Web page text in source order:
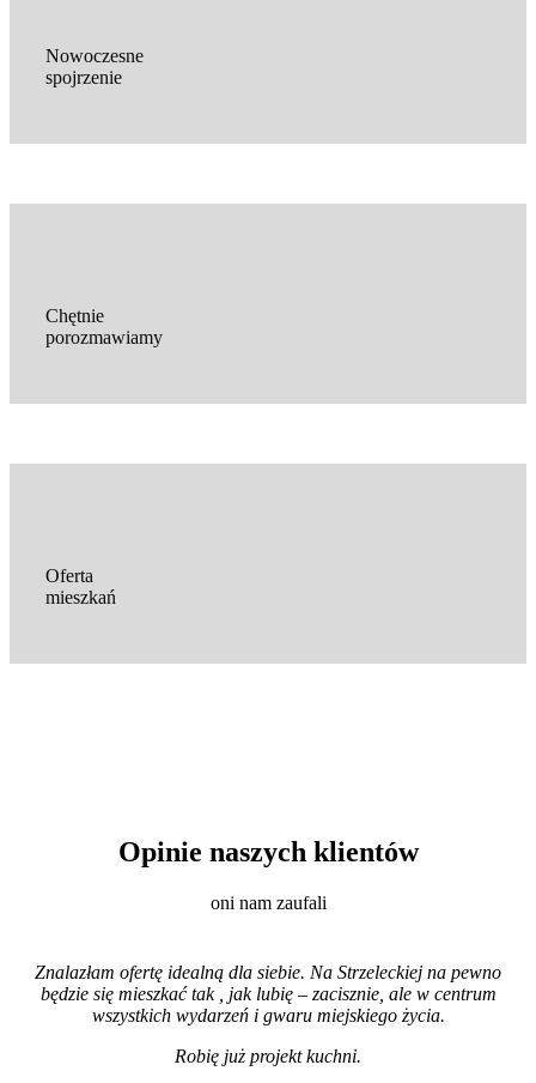
Nowoczesne
spojrzenie
Chętnie
porozmawiamy
Oferta
mieszkań
Opinie naszych klientów
oni nam zaufali
Znalazłam ofertę idealną dla siebie. Na Strzeleckiej na pewno
będzie się mieszkać tak , jak lubię – zacisznie, ale w centrum
wszystkich wydarzeń i gwaru miejskiego życia.
Robię już projekt kuchni.